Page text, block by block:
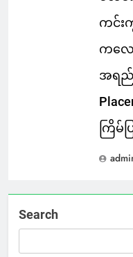
ကင်း
ကလ
အရည်
ကြိမ်
Search